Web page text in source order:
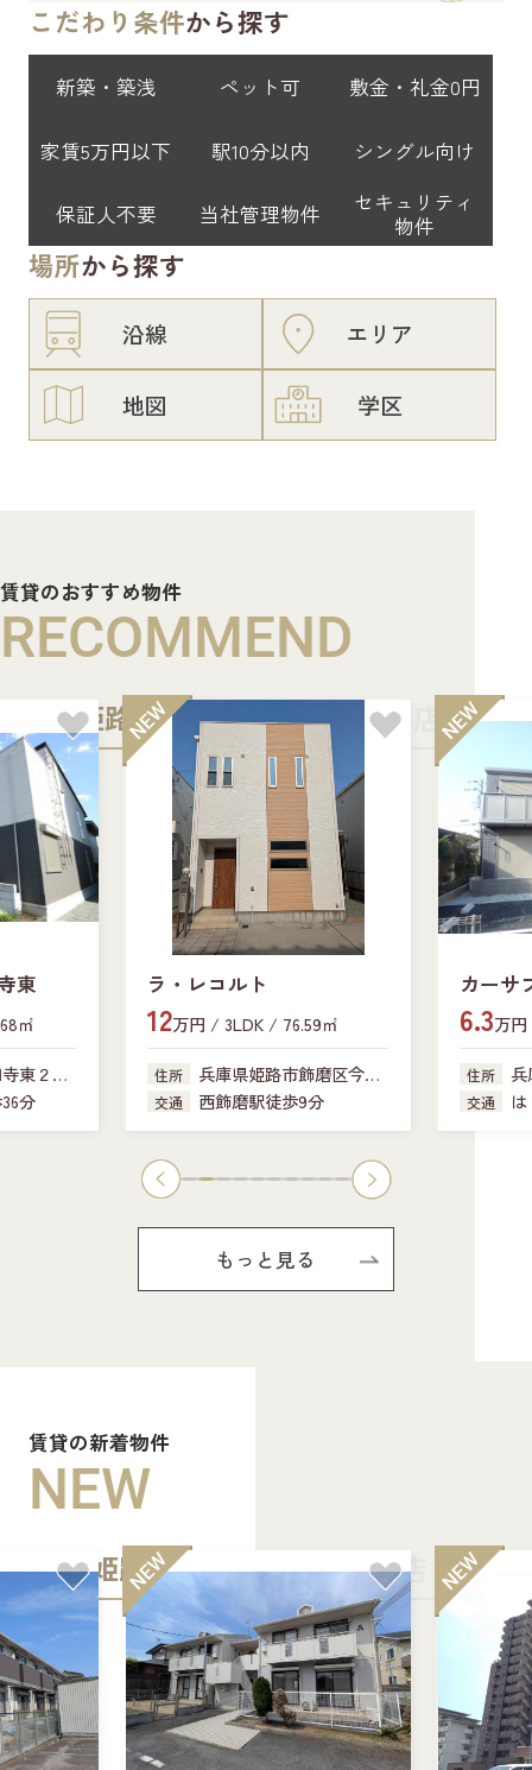
こだわり条件から探す
新築・築浅 ペット可 敷金・礼金0円
家賃5万円以下 駅10分以内 シングル向け
保証人不要 当社管理物件
セキュリティ
物件
場所から探す
沿線 エリア
地図 学区
賃貸のおすすめ物件
RECOMMEND
姫路中央店 加古川店
東
㎡
東２丁
分
ラ・レコルト
12万円 / 3LDK / 76.59㎡
住所 兵庫県姫路市飾磨区今在
家
交通 西飾磨駅徒歩9分
カーサ
6.3万
住所
341-18
交通
もっと見る
賃貸の新着物件
NEW
姫路中央店 加古川店